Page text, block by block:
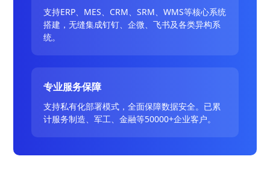
支持ERP、MES、CRM、SRM、WMS等核心系统
搭建，无缝集成钉钉、企微、飞书及各类异构系
统。
专业服务保障
支持私有化部署模式，全面保障数据安全。已累
计服务制造、军工、金融等50000+企业客户。